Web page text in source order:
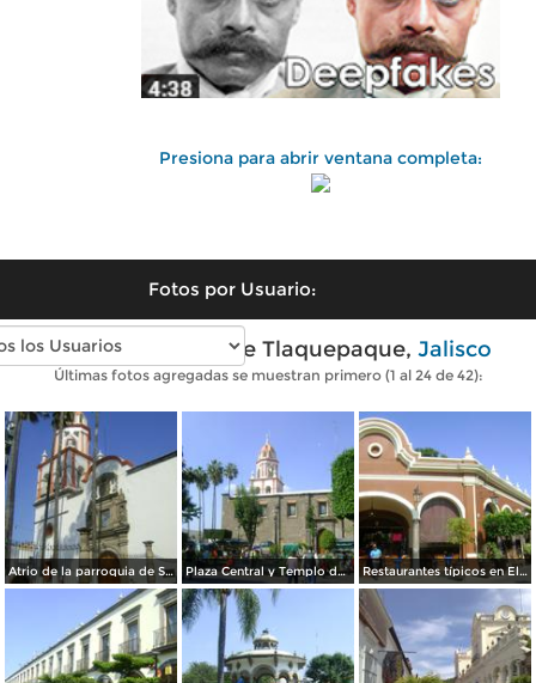
Presiona para abrir ventana completa:
Fotos por Usuario:
Fotos modernas de Tlaquepaque, Jalisco
Últimas fotos agregadas se muestran primero (1 al 24 de 42):
Atrio de la parroquia de San Pedro (Siglo XVII). Noviembre/2011 Plaza Central y Templo de San Pedro. Tlaquepaque. Octubre/2011 Restaurantes típicos en El Parián. Tlaquepaque. Octubre/2011